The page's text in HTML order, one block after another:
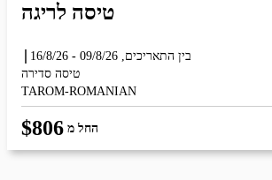
טיסה לריגה
החל מ $806
בין התאריכים, -
16/8/26
טיסה סדירה
TAROM-ROMANIAN